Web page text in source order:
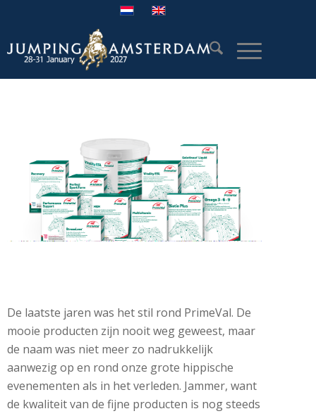
De laatste jaren was het stil rond PrimeVal. De
mooie producten zijn nooit weg geweest, maar
de naam was niet meer zo nadrukkelijk
aanwezig op en rond onze grote hippische
evenementen als in het verleden. Jammer, want
de kwaliteit van de fijne producten is nog steeds